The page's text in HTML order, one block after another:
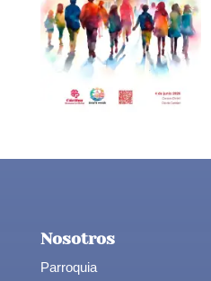
Nosotros
Parroquia